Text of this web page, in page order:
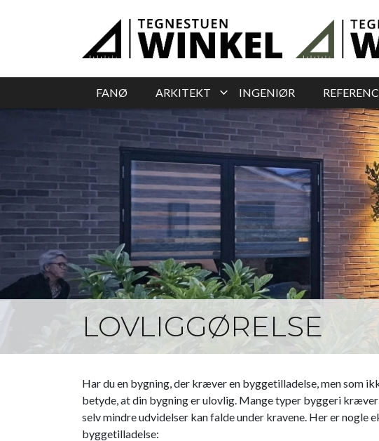
FANØ ARKITEKT INGENIØR
LOVLIGGØRELSE
Har du en bygning, der kræver en byggetilladelse, men som
betyde, at din bygning er ulovlig. Mange typer byggeri
selv mindre udvidelser kan falde under kravene. Her er
byggetilladelse: